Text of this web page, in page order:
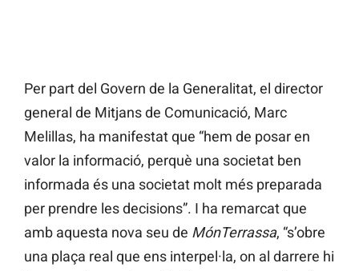
Per part del Govern de la Generalitat, el director
general de Mitjans de Comunicació, Marc
Melillas, ha manifestat que “hem de posar en
valor la informació, perquè una societat ben
informada és una societat molt més preparada
per prendre les decisions”. I ha remarcat que
amb aquesta nova seu de MónTerrassa, “s’obre
una plaça real que ens interpel·la, on al darrere hi